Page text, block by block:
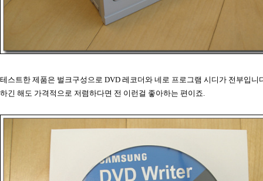
테스트한 제품은 벌크구성으로 DVD 레코더와 네로 프로그램 시디가 전부입니
하긴 해도 가격적으로 저렴하다면 전 이런걸 좋아하는 편이죠.